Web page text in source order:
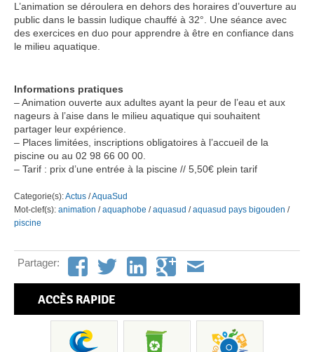
L’animation se déroulera en dehors des horaires d’ouverture au
public dans le bassin ludique chauffé à 32°. Une séance avec
des exercices en duo pour apprendre à être en confiance dans
le milieu aquatique.
Informations pratiques
– Animation ouverte aux adultes ayant la peur de l’eau et aux
nageurs à l’aise dans le milieu aquatique qui souhaitent
partager leur expérience.
– Places limitées, inscriptions obligatoires à l’accueil de la
piscine ou au 02 98 66 00 00.
– Tarif : prix d’une entrée à la piscine // 5,50€ plein tarif
Categorie(s):Actus /AquaSud
Mot-clef(s): animation /aquaphobe /aquasud /aquasud pays bigouden /
piscine
Partager:
ACCÈS RAPIDE